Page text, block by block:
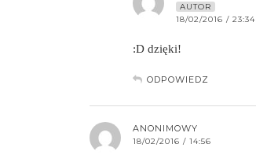
AUTOR
18/02/2016 / 23:34
:D dzięki!
ODPOWIEDZ
ANONIMOWY
18/02/2016 / 14:56